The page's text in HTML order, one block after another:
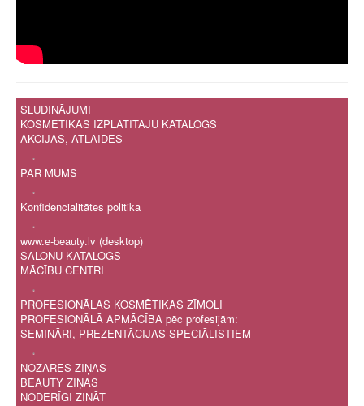
SLUDINĀJUMI
KOSMĒTIKAS IZPLATĪTĀJU KATALOGS
AKCIJAS, ATLAIDES
.
PAR MUMS
.
Konfidencialitātes politika
.
www.e-beauty.lv (desktop)
SALONU KATALOGS
MĀCĪBU CENTRI
.
PROFESIONĀLAS KOSMĒTIKAS ZĪMOLI
PROFESIONĀLĀ APMĀCĪBA pēc profesijām:
SEMINĀRI, PREZENTĀCIJAS SPECIĀLISTIEM
.
NOZARES ZIŅAS
BEAUTY ZIŅAS
NODERĪGI ZINĀT